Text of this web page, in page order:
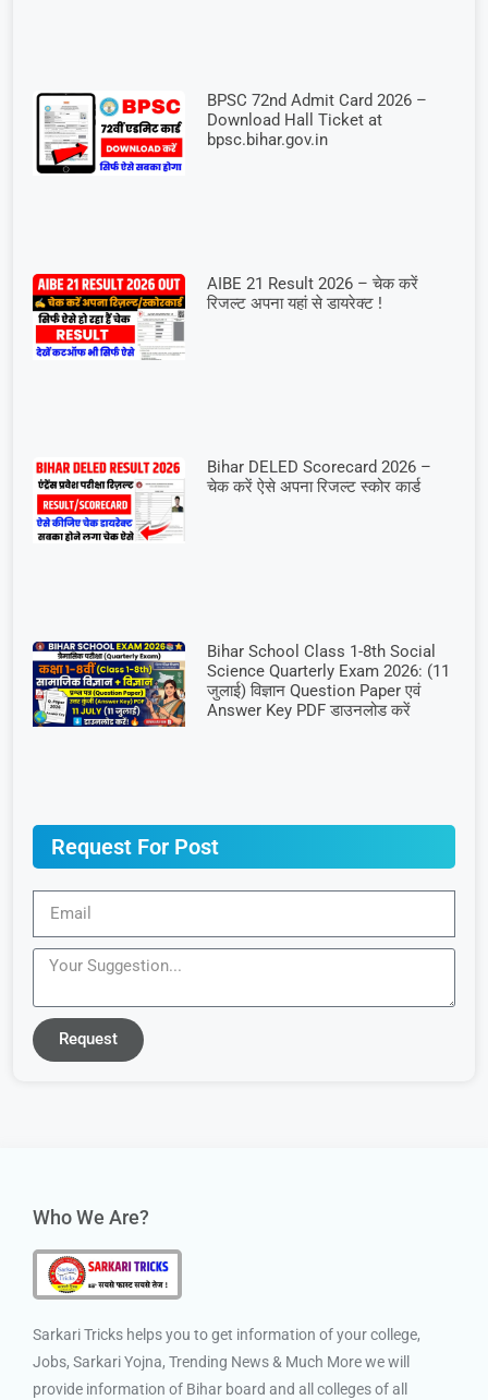
BPSC 72nd Admit Card 2026 –
Download Hall Ticket at
bpsc.bihar.gov.in
AIBE 21 Result 2026 – चेक करें
रिजल्ट अपना यहां से डायरेक्ट !
Bihar DELED Scorecard 2026 –
चेक करें ऐसे अपना रिजल्ट स्कोर कार्ड
Bihar School Class 1-8th Social
Science Quarterly Exam 2026: (11
जुलाई) विज्ञान Question Paper एवं
Answer Key PDF डाउनलोड करें
Request For Post
Request
Who We Are?
Sarkari Tricks helps you to get information of your college,
Jobs, Sarkari Yojna, Trending News & Much More we will
provide information of Bihar board and all colleges of all